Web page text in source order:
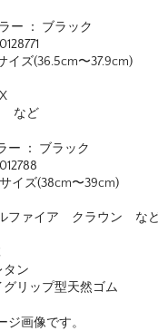
ー ： ブラック
イズ(36.5cm〜37.9cm)
など
ー ： ブラック
イズ(38cm〜39cm)
ファイア クラウン な
ン
プ型天然ゴム
画像です。